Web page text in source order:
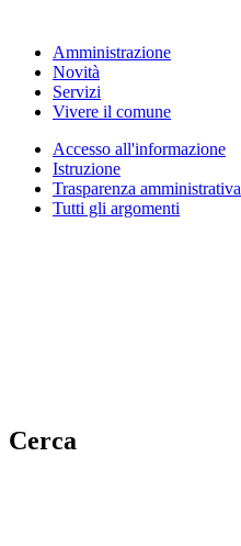
Amministrazione
Novità
Servizi
Vivere il comune
Accesso all'informazione
Istruzione
Trasparenza amministrativa
Tutti gli argomenti
Cerca